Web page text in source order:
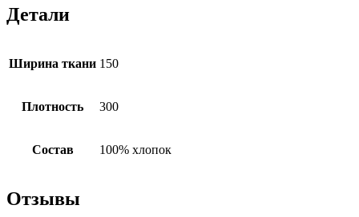
Детали
Ширина ткани 150
Плотность 300
Состав 100% хлопок
Отзывы